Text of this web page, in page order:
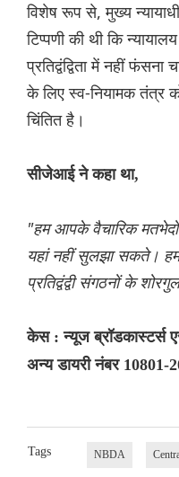
विशेष रूप से, मुख्य
टिप्पणी की थी कि
प्रतिद्वंद्विता में नहीं
के लिए स्व-नियामक तंत्र
चिंतित है।
सीजेआई ने कहा था,
"हम आपके वैचारिक
यहां नहीं सुलझा सकते। हम
प्रतिद्वंद्वी संगठनों के
केस : न्यूज ब्रॉडकास्टर्स
अन्य डायरी नंबर 10801-
Tags NBDA